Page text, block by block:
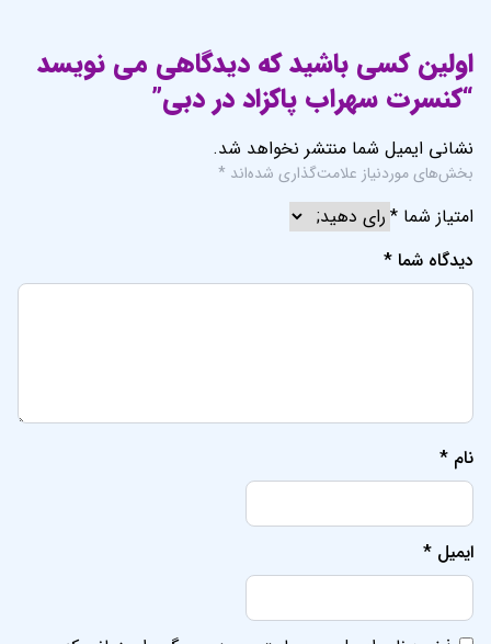
اولین کسی باشید که دیدگاهی می نویسد
“کنسرت سهراب پاکزاد در دبی”
نشانی ایمیل شما منتشر نخواهد شد.
بخش‌های موردنیاز علامت‌گذاری شده‌اند *
امتیاز شما *
دیدگاه شما *
نام *
ایمیل *